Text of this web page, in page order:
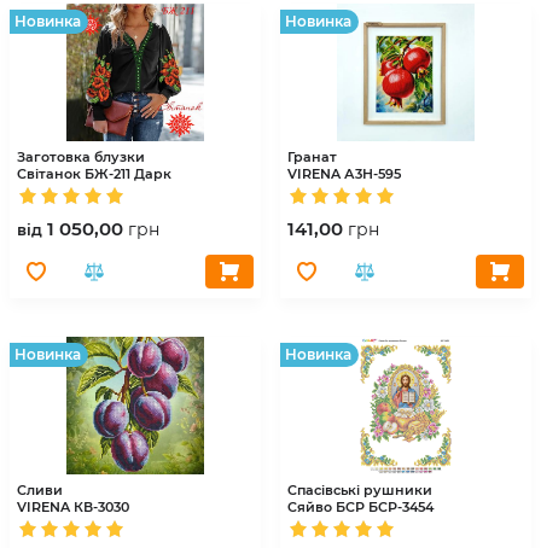
Hовинка
Заготовка блузки
Світанок БЖ-211 Дарк
вiд 1 050,00 грн
Hовинка
Гранат
VIRENA А3Н-595
141,00 грн
Hовинка
Сливи
VIRENA КВ-3030
Hовинка
Спасівські рушники
Сяйво БСР БСР-3454